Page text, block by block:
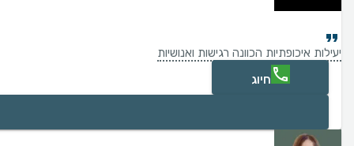
יעילות איכופתיות הכוונה רגישות ואנושיות
חיוג